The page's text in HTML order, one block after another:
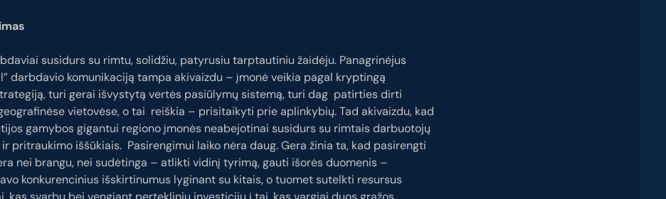
susidurs su rimtu, solidžiu, patyrusiu tarptautiniu žaidėju. Panagrinėjus
darbdavio komunikaciją tampa akivaizdu – įmonė veikia pagal kryptingą
turi gerai išvystytą vertės pasiūlymų sistemą, turi dag patirties dirti
vietovėse, o tai reiškia – prisitaikyti prie aplinkybių. Tad akivaizdu, kad
gamybos gigantui regiono įmonės neabejotinai susidurs su rimtais darbuotojų
pritraukimo iššūkiais. Pasirengimui laiko nėra daug. Gera žinia ta, kad pasirengti
nei brangu, nei sudėtinga – atlikti vidinį tyrimą, gauti išorės duomenis –
konkurencinius išskirtinumus lyginant su kitais, o tuomet sutelkti resursus